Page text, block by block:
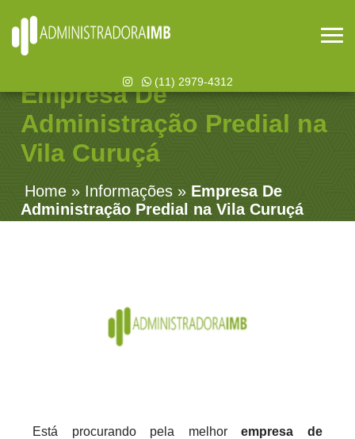
(11) 2979-4312
Empresa De
Administração Predial na
Vila Curuçá
Home » Informações » Empresa De
Administração Predial na Vila Curuçá
Está procurando pela melhorempresa de